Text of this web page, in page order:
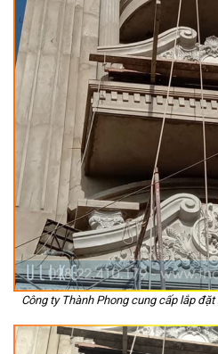
Công ty Thành Phong cung cấp lắp